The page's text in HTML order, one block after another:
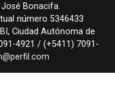
Bonacifa.
número 5346433
, Ciudad Autónoma de
4921 / (+5411) 7091-